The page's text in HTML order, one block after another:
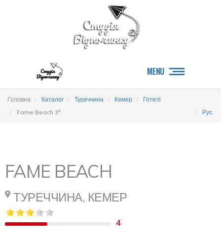
MENU
Головна Каталог Туреччина Кемер
Готелі
Fame Beach 3*
Рус.
FAME BEACH
ТУРЕЧЧИНА, КЕМЕР
4